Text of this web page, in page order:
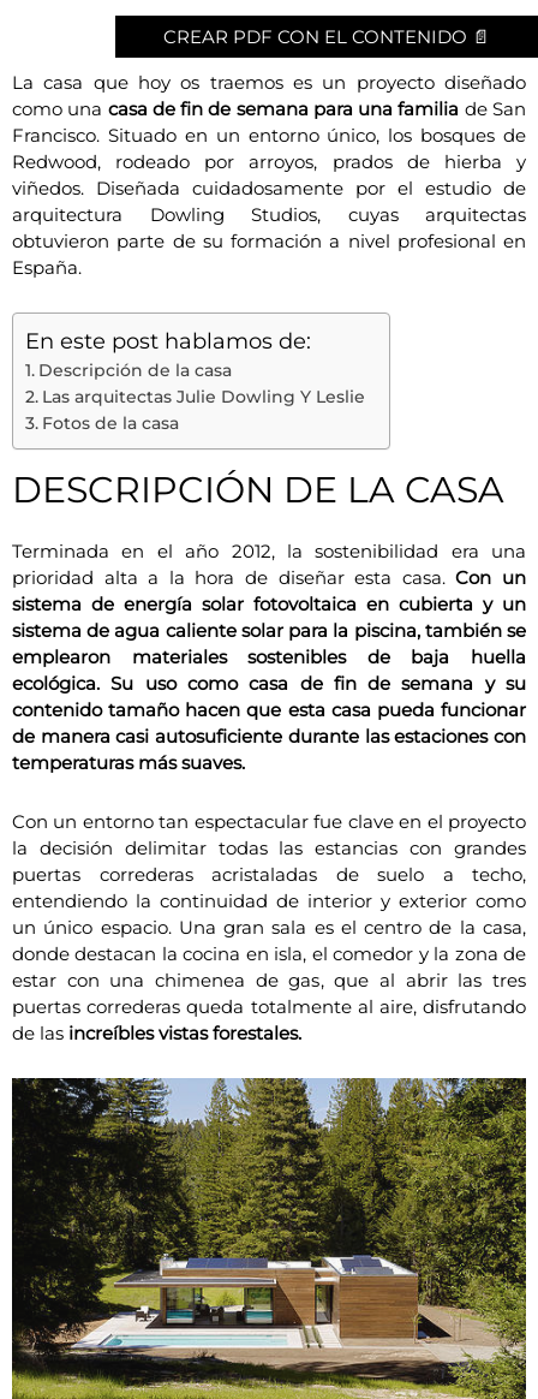
CREAR PDF CON EL CONTENIDO 📄
La casa que hoy os traemos es un proyecto diseñado
como una casa de fin de semana para una familia de San
Francisco. Situado en un entorno único, los bosques de
Redwood, rodeado por arroyos, prados de hierba y
viñedos. Diseñada cuidadosamente por el estudio de
arquitectura Dowling Studios, cuyas arquitectas
obtuvieron parte de su formación a nivel profesional en
España.
En este post hablamos de:
Descripción de la casa
Las arquitectas Julie Dowling Y Leslie
Fotos de la casa
DESCRIPCIÓN DE LA CASA
Terminada en el año 2012, la sostenibilidad era una
prioridad alta a la hora de diseñar esta casa.Con un
sistema de energía solar fotovoltaica en cubierta y un
sistema de agua caliente solar para la piscina, también se
emplearon materiales sostenibles de baja huella
ecológica. Su uso como casa de fin de semana y su
contenido tamaño hacen que esta casa pueda funcionar
de manera casi autosuficiente durante las estaciones con
temperaturas más suaves.
Con un entorno tan espectacular fue clave en el proyecto
la decisión delimitar todas las estancias con grandes
puertas correderas acristaladas de suelo a techo,
entendiendo la continuidad de interior y exterior como
un único espacio. Una gran sala es el centro de la casa,
donde destacan la cocina en isla, el comedor y la zona de
estar con una chimenea de gas, que al abrir las tres
puertas correderas queda totalmente al aire, disfrutando
de las increíbles vistas forestales.